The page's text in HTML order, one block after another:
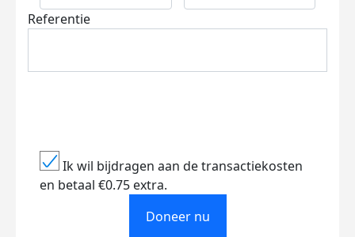
Referentie
Ik wil bijdragen aan de transactiekosten
en betaal €0.75 extra.
Doneer nu